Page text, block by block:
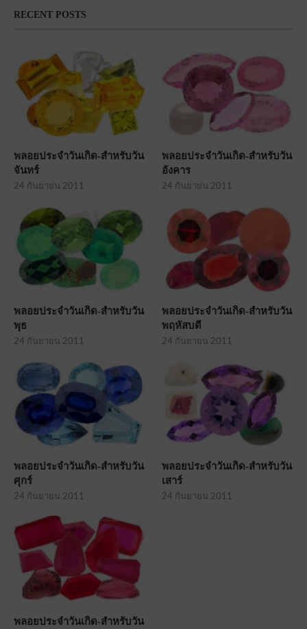
RECENT POSTS
พลอยประจำวันเกิด-สำหรับวัน
จันทร์
24 กันยายน 2011
พลอยประจำวันเกิด-สำหรับวัน
อังคาร
24 กันยายน 2011
พลอยประจำวันเกิด-สำหรับวัน
พุธ
24 กันยายน 2011
พลอยประจำวันเกิด-สำหรับวัน
พฤหัสบดี
24 กันยายน 2011
พลอยประจำวันเกิด-สำหรับวัน
ศุกร์
24 กันยายน 2011
พลอยประจำวันเกิด-สำหรับวัน
เสาร์
24 กันยายน 2011
พลอยประจำวันเกิด-สำหรับวัน